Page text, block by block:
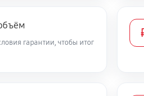
гарантии, чтобы итог